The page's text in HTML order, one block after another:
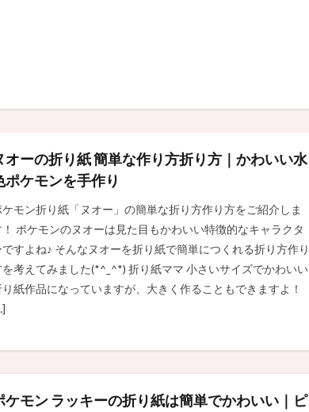
オーの折り紙 簡単な作り方折り方｜かわいい水
ポケモンを手作り
ケモン折り紙「ヌオー」の簡単な折り方作り方をご紹介しま
！ ポケモンのヌオーは見た目もかわいい特徴的なキャラクタ
ですよね♪ そんなヌオーを折り紙で簡単につくれる折り方作り
を考えてみました(*^_^*) 折り紙ママ 小さいサイズでかわいい
り紙作品になっていますが、大きく作ることもできますよ！
ケモン ラッキーの折り紙は簡単でかわいい｜ピ